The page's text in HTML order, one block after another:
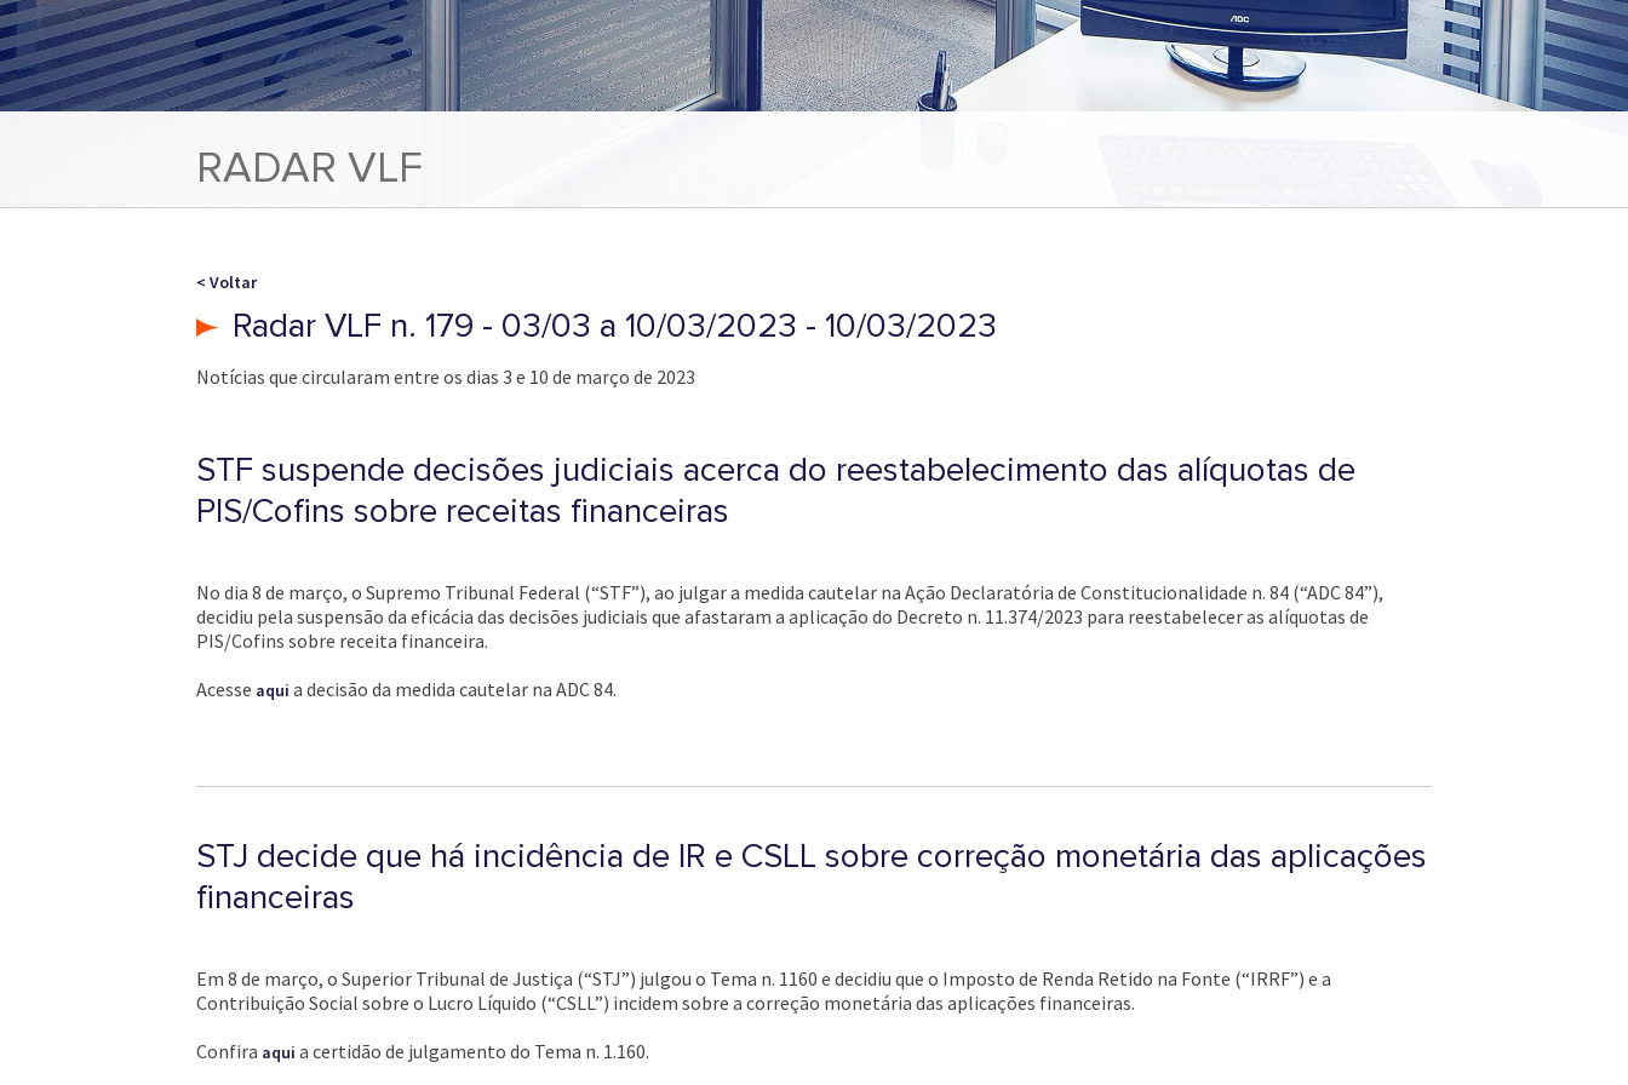
RADAR VLF
< Voltar
Radar VLF n. 179 - 03/03 a 10/03/2023 - 10/03/2023
Notícias que circularam entre os dias 3 e 10 de março de 2023
STF suspende decisões judiciais acerca do reestabelecimento das alíquotas de
PIS/Cofins sobre receitas financeiras
No dia 8 de março, o Supremo Tribunal Federal (“STF”), ao julgar a medida cautelar na Ação Declaratória de Constitucionalidade n. 84 (“ADC 84”),
decidiu pela suspensão da eficácia das decisões judiciais que afastaram a aplicação do Decreto n. 11.374/2023 para reestabelecer as alíquotas de
PIS/Cofins sobre receita financeira.
Acesse aqui a decisão da medida cautelar na ADC 84.
STJ decide que há incidência de IR e CSLL sobre correção monetária das aplicações
financeiras
Em 8 de março, o Superior Tribunal de Justiça (“STJ”) julgou o Tema n. 1160 e decidiu que o Imposto de Renda Retido na Fonte (“IRRF”) e a
Contribuição Social sobre o Lucro Líquido (“CSLL”) incidem sobre a correção monetária das aplicações financeiras.
Confira aqui a certidão de julgamento do Tema n. 1.160.